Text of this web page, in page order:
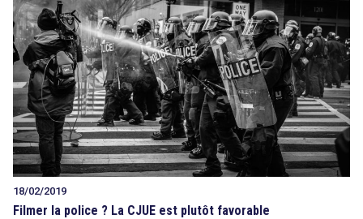
18/02/2019
Filmer la police ? La CJUE est plutôt favorable